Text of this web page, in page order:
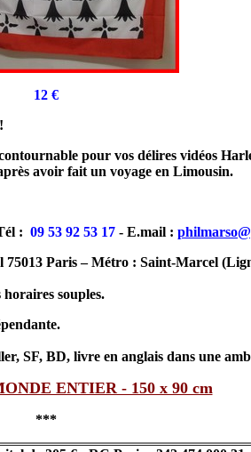
12 €
pour vos délires vidéos
avoir fait un voyage en Limousin.
: 09 53 92 53 17 - E.mail :
Paris – Métro : Saint-Marcel
horaires souples.
SF, BD, livre en anglais dans une
ENTIER - 150 x 90 cm
***